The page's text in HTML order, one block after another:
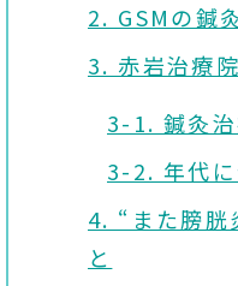
2. GSMの鍼
3. 赤岩治療
3-1. 鍼灸
3-2. 年代
4. “また膀胱
と